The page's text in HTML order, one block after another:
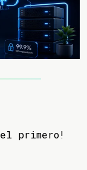
primero!